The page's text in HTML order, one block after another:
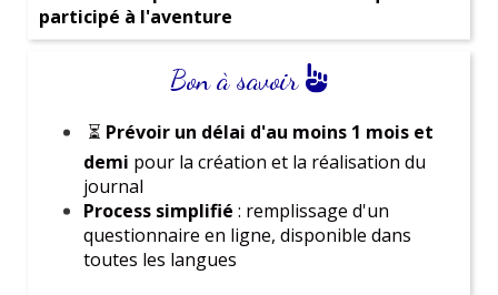
nous serons ravis de partager notre expérience pour
t'aider à organiserun événement exceptionnel.
participé à l'aventure
Bon à savoir
⏳ Prévoir un délai d'au moins 1 mois et
demi pour la création et la réalisation du
journal
Process simplifié : remplissage d'un
questionnaire en ligne, disponible dans
toutes les langues